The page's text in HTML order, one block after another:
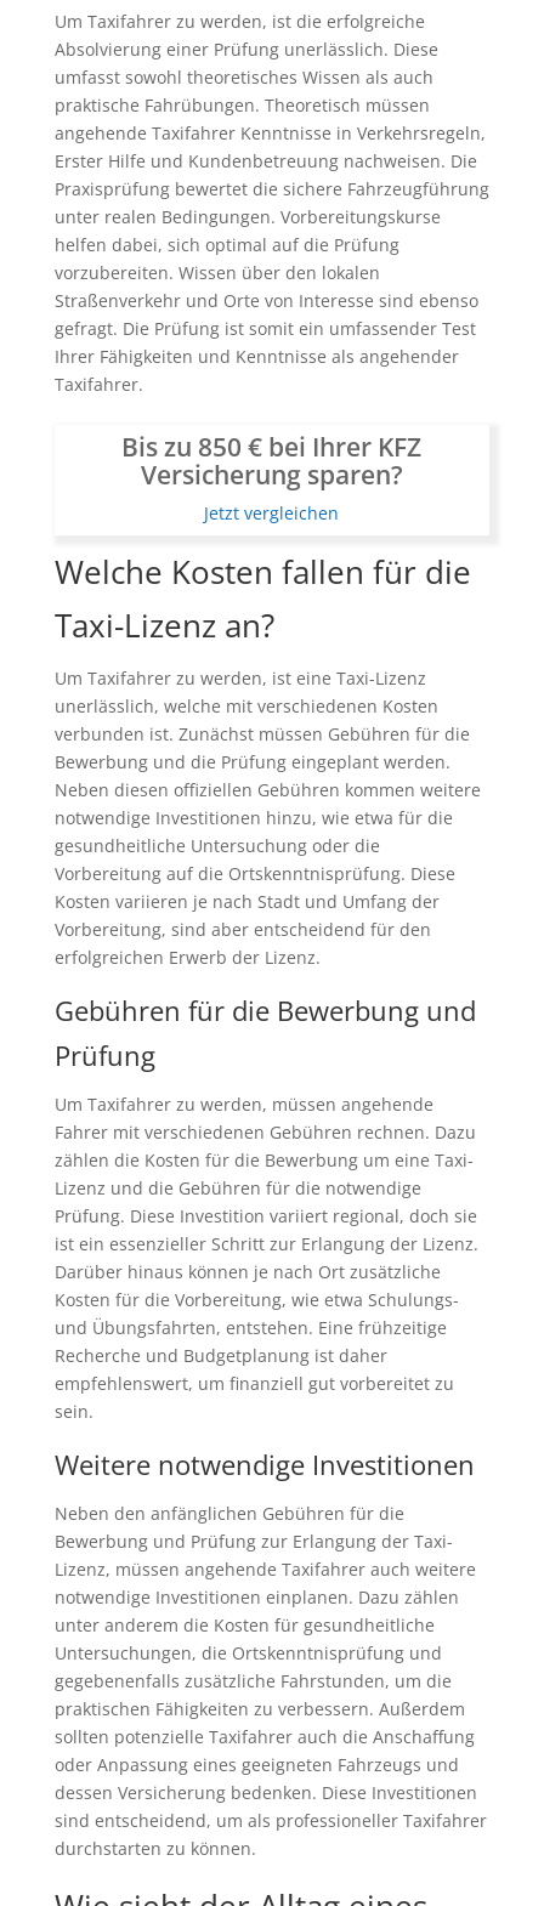
Um Taxifahrer zu werden, ist die erfolgreiche
Absolvierung einer Prüfung unerlässlich. Diese
umfasst sowohl theoretisches Wissen als auch
praktische Fahrübungen. Theoretisch müssen
angehende Taxifahrer Kenntnisse in Verkehrsregeln,
Erster Hilfe und Kundenbetreuung nachweisen. Die
Praxisprüfung bewertet die sichere Fahrzeugführung
unter realen Bedingungen. Vorbereitungskurse
helfen dabei, sich optimal auf die Prüfung
vorzubereiten. Wissen über den lokalen
Straßenverkehr und Orte von Interesse sind ebenso
gefragt. Die Prüfung ist somit ein umfassender Test
Ihrer Fähigkeiten und Kenntnisse als angehender
Taxifahrer.
Bis zu 850 € bei Ihrer KFZ
Versicherung sparen?
Jetzt vergleichen
Welche Kosten fallen für die
Taxi-Lizenz an?
Um Taxifahrer zu werden, ist eine Taxi-Lizenz
unerlässlich, welche mit verschiedenen Kosten
verbunden ist. Zunächst müssen Gebühren für die
Bewerbung und die Prüfung eingeplant werden.
Neben diesen offiziellen Gebühren kommen weitere
notwendige Investitionen hinzu, wie etwa für die
gesundheitliche Untersuchung oder die
Vorbereitung auf die Ortskenntnisprüfung. Diese
Kosten variieren je nach Stadt und Umfang der
Vorbereitung, sind aber entscheidend für den
erfolgreichen Erwerb der Lizenz.
Gebühren für die Bewerbung und
Prüfung
Um Taxifahrer zu werden, müssen angehende
Fahrer mit verschiedenen Gebühren rechnen. Dazu
zählen die Kosten für die Bewerbung um eine Taxi-
Lizenz und die Gebühren für die notwendige
Prüfung. Diese Investition variiert regional, doch sie
ist ein essenzieller Schritt zur Erlangung der Lizenz.
Darüber hinaus können je nach Ort zusätzliche
Kosten für die Vorbereitung, wie etwa Schulungs-
und Übungsfahrten, entstehen. Eine frühzeitige
Recherche und Budgetplanung ist daher
empfehlenswert, um finanziell gut vorbereitet zu
sein.
Weitere notwendige Investitionen
Neben den anfänglichen Gebühren für die
Bewerbung und Prüfung zur Erlangung der Taxi-
Lizenz, müssen angehende Taxifahrer auch weitere
notwendige Investitionen einplanen. Dazu zählen
unter anderem die Kosten für gesundheitliche
Untersuchungen, die Ortskenntnisprüfung und
gegebenenfalls zusätzliche Fahrstunden, um die
praktischen Fähigkeiten zu verbessern. Außerdem
sollten potenzielle Taxifahrer auch die Anschaffung
oder Anpassung eines geeigneten Fahrzeugs und
dessen Versicherung bedenken. Diese Investitionen
sind entscheidend, um als professioneller Taxifahrer
durchstarten zu können.